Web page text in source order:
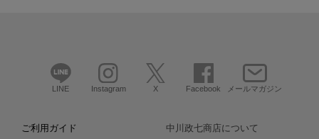
LINE Instagram X Facebook メールマガジン
ご利用ガイド 中川政七商店について